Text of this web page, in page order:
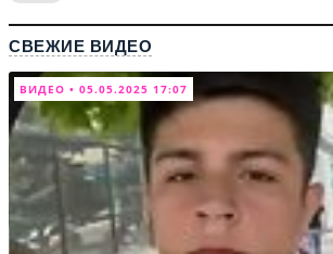
СВЕЖИЕ ВИДЕО
ВИДЕО • 05.05.2025 17:07